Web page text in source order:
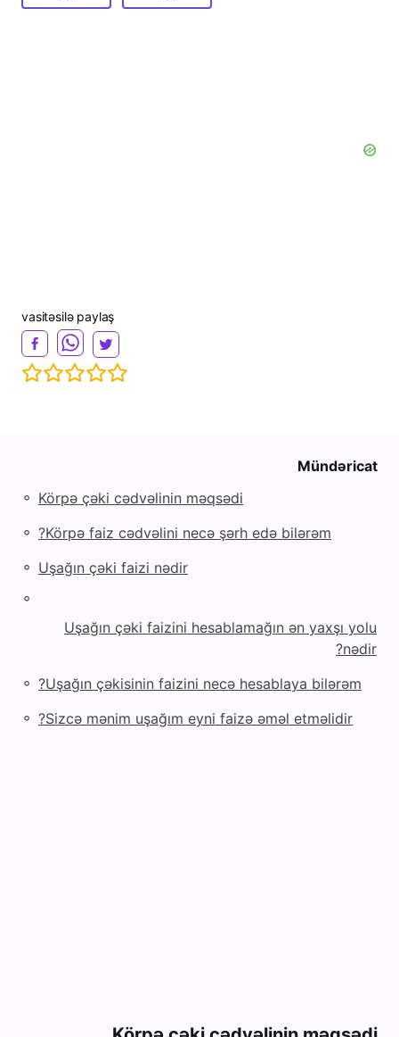
vasitəsilə paylaş
Mündəricat
◦ Körpə çəki cədvəlinin məqsədi
◦ Körpə faiz cədvəlini necə şərh edə bilərəm?
◦ Uşağın çəki faizi nədir
◦
Uşağın çəki faizini hesablamağın ən yaxşı yolu
nədir?
◦ Uşağın çəkisinin faizini necə hesablaya bilərəm?
◦ Sizcə mənim uşağım eyni faizə əməl etməlidir?